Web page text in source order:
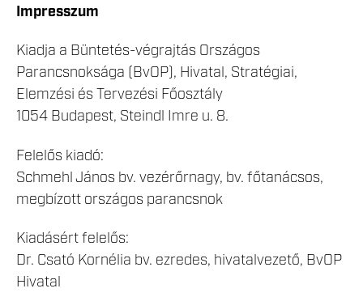
Impresszum
Kiadja a Büntetés-végrajtás Országos
Parancsnoksága (BvOP), Hivatal, Stratégiai,
Elemzési és Tervezési Főosztály
1054 Budapest, Steindl Imre u. 8.
Felelős kiadó:
Schmehl János bv. vezérőrnagy, bv. főtanácsos,
megbízott országos parancsnok
Kiadásért felelős:
Dr. Csató Kornélia bv. ezredes, hivatalvezető, BvOP
Hivatal